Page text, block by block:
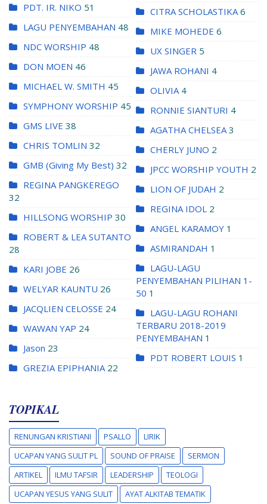
PDT. IR. NIKO 51
LAGU PENYEMBAHAN 48
NDC WORSHIP 48
DON MOEN 46
MICHAEL W. SMITH 45
SYMPHONY WORSHIP 45
GMS LIVE 38
CHRIS TOMLIN 32
GMB (Giving My Best) 32
REGINA PANGKEREGO
32
HILLSONG WORSHIP 30
ROBERT & LEA SUTANTO
28
KARI JOBE 26
WELYAR KAUNTU 26
JACQLIEN CELOSSE 24
WAWAN YAP 24
Jason 23
GREZIA EPIPHANIA 22
CITRA SCHOLASTIKA 6
MIKE MOHEDE 6
UX SINGER 5
JAWA ROHANI 4
OLIVIA 4
RONNIE SIANTURI 4
AGATHA CHELSEA 3
CHERLY JUNO 2
JPCC WORSHIP YOUTH 2
LION OF JUDAH 2
REGINA IDOL 2
ANGEL KARAMOY 1
ASMIRANDAH 1
LAGU-LAGU
PENYEMBAHAN PILIHAN 1-
50 1
LAGU-LAGU ROHANI
TERBARU 2018-2019
PENYEMBAHAN 1
PDT ROBERT LOUIS 1
TOPIKAL
RENUNGAN KRISTIANI PSALLO
LIRIK
UCAPAN YANG SULIT PL
SOUND OF PRAISE
SERMON
ARTIKEL
ILMU TAFSIR LEADERSHIP
TEOLOGI
UCAPAN YESUS YANG SULIT
AYAT ALKITAB TEMATIK